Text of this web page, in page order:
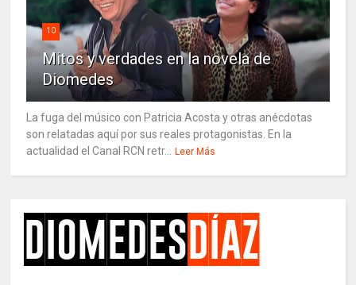
10
Mitos y verdades en la novela de
Diomedes
La fuga del músico con Patricia Acosta y otras anécdotas
son relatadas aquí por sus reales protagonistas. En la
actualidad el Canal RCN retr... Leer Más